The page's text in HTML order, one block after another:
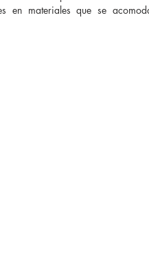
en materiales que se